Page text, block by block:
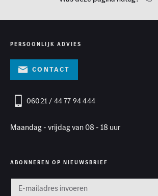
PERSOONLIJK ADVIES
Contact
06021 / 44 77 94 444
Maandag - vrijdag van 08 - 18 uur
ABONNEREN OP NIEUWSBRIEF